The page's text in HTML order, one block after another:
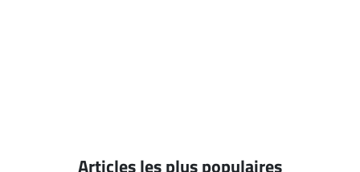
Articles les plus populaires